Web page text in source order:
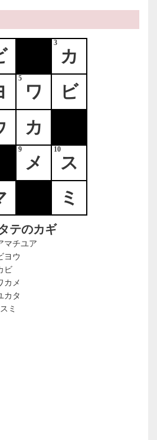
3
5
9 10
カ
ワ
ビ
カ
メ
ス
ミ
テのカギ
マチユア
ヨウ
ビ
カメ
カタ
ミ